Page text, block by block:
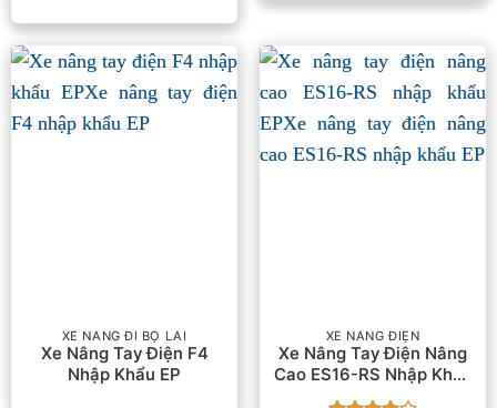
xếp
2.18
5
sao
₫29000000.là:
XE NÂNG ĐI BỘ LÁI
Xe Nâng Tay Điện F4
Nhập Khẩu EP
XE NÂNG ĐIỆN
Xe Nâng Tay Điện Nâng
Cao ES16-RS Nhập Khẩu
EP